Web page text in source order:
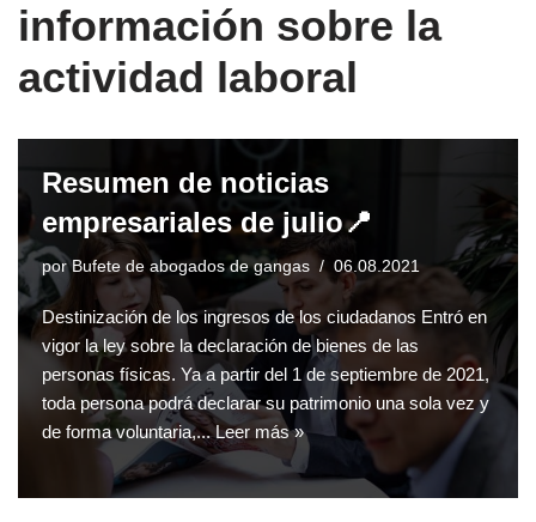
información sobre la
actividad laboral
Resumen de noticias
empresariales de julio📍
porBufete de abogados de gangas 06.08.2021
Destinización de los ingresos de los ciudadanos Entró en
vigor la ley sobre la declaración de bienes de las
personas físicas. Ya a partir del 1 de septiembre de 2021,
toda persona podrá declarar su patrimonio una sola vez y
de forma voluntaria,...Leer más »